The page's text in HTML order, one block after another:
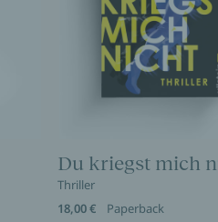
Du kriegst mich
Thriller
18,00 €
Paperback